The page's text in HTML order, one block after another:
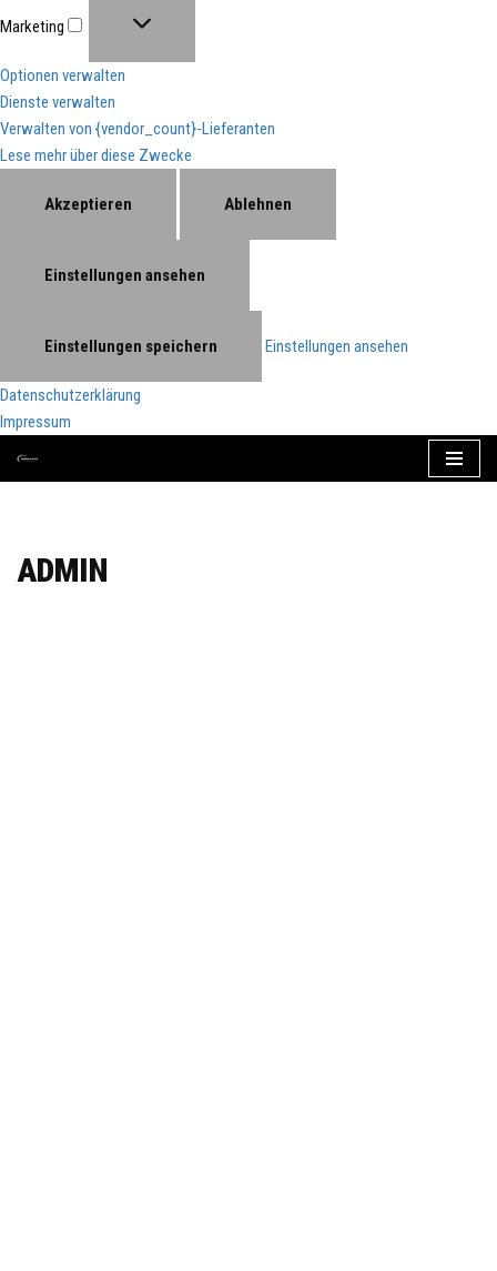
Marketing
Optionen verwalten
Dienste verwalten
Verwalten von {vendor_count}-Lieferanten
Lese mehr über diese Zwecke
Akzeptieren Ablehnen
Einstellungen ansehen
Einstellungen speichern Einstellungen ansehen
Datenschutzerklärung
Impressum
ADMIN